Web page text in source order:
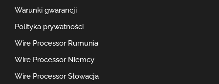
Warunki gwarancji
Polityka prywatności
Wire Processor Rumunia
Wire Processor Niemcy
Wire Processor Słowacja